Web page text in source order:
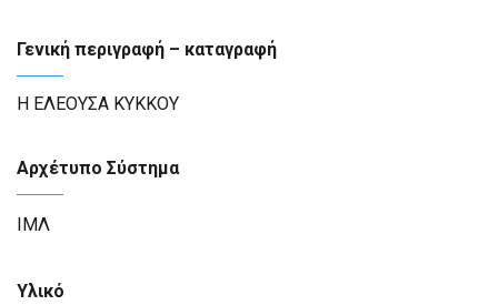
Γενική περιγραφή – καταγραφή
Η ΕΛΕΟΥΣΑ ΚΥΚΚΟΥ
Αρχέτυπο Σύστημα
ΙΜΛ
Υλικό